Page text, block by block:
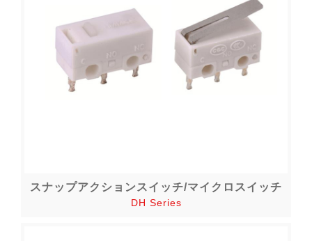
スナップアクションスイッチ/マイクロスイッチ
DH Series